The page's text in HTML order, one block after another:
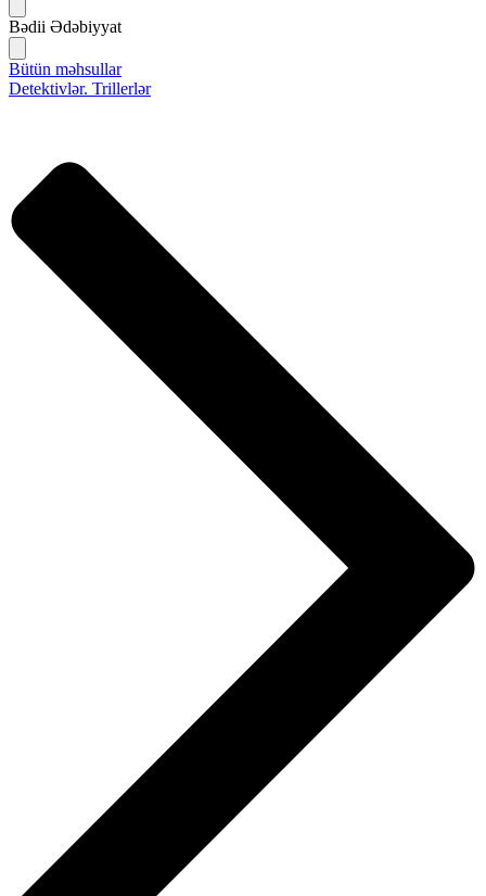
Bədii Ədəbiyyat
Bütün məhsullar
Detektivlər. Trillerlər